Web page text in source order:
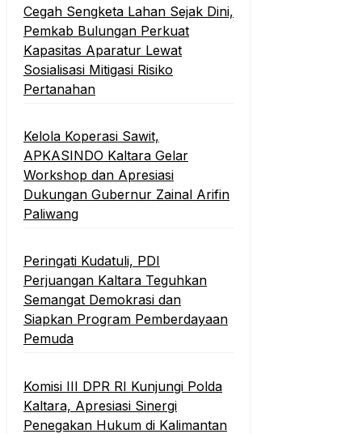
Cegah Sengketa Lahan Sejak Dini,
Pemkab Bulungan Perkuat
Kapasitas Aparatur Lewat
Sosialisasi Mitigasi Risiko
Pertanahan
Kelola Koperasi Sawit,
APKASINDO Kaltara Gelar
Workshop dan Apresiasi
Dukungan Gubernur Zainal Arifin
Paliwang
Peringati Kudatuli, PDI
Perjuangan Kaltara Teguhkan
Semangat Demokrasi dan
Siapkan Program Pemberdayaan
Pemuda
Komisi III DPR RI Kunjungi Polda
Kaltara, Apresiasi Sinergi
Penegakan Hukum di Kalimantan